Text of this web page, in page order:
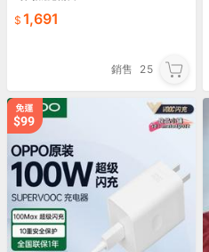
1,691
銷售 25